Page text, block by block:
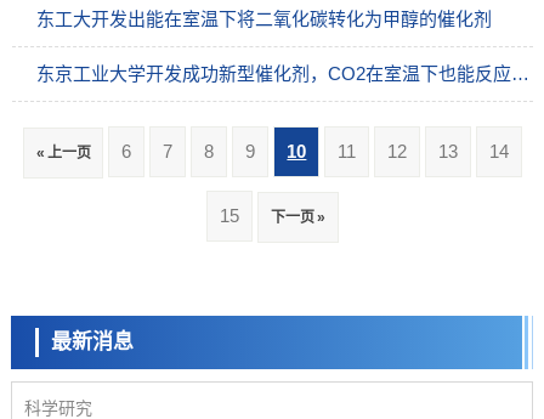
东工大开发出能在室温下将二氧化碳转化为甲醇的催化剂
东京工业大学开发成功新型催化剂，CO2在室温下也能反应合成化学原料
« 上一页 6 7 8 9 10 11 12 13 14
15 下一页 »
最新消息
政策
日本内阁会议通过《2026年综合创新战略》，将统筹推进科学研究与成
果转化
科学研究